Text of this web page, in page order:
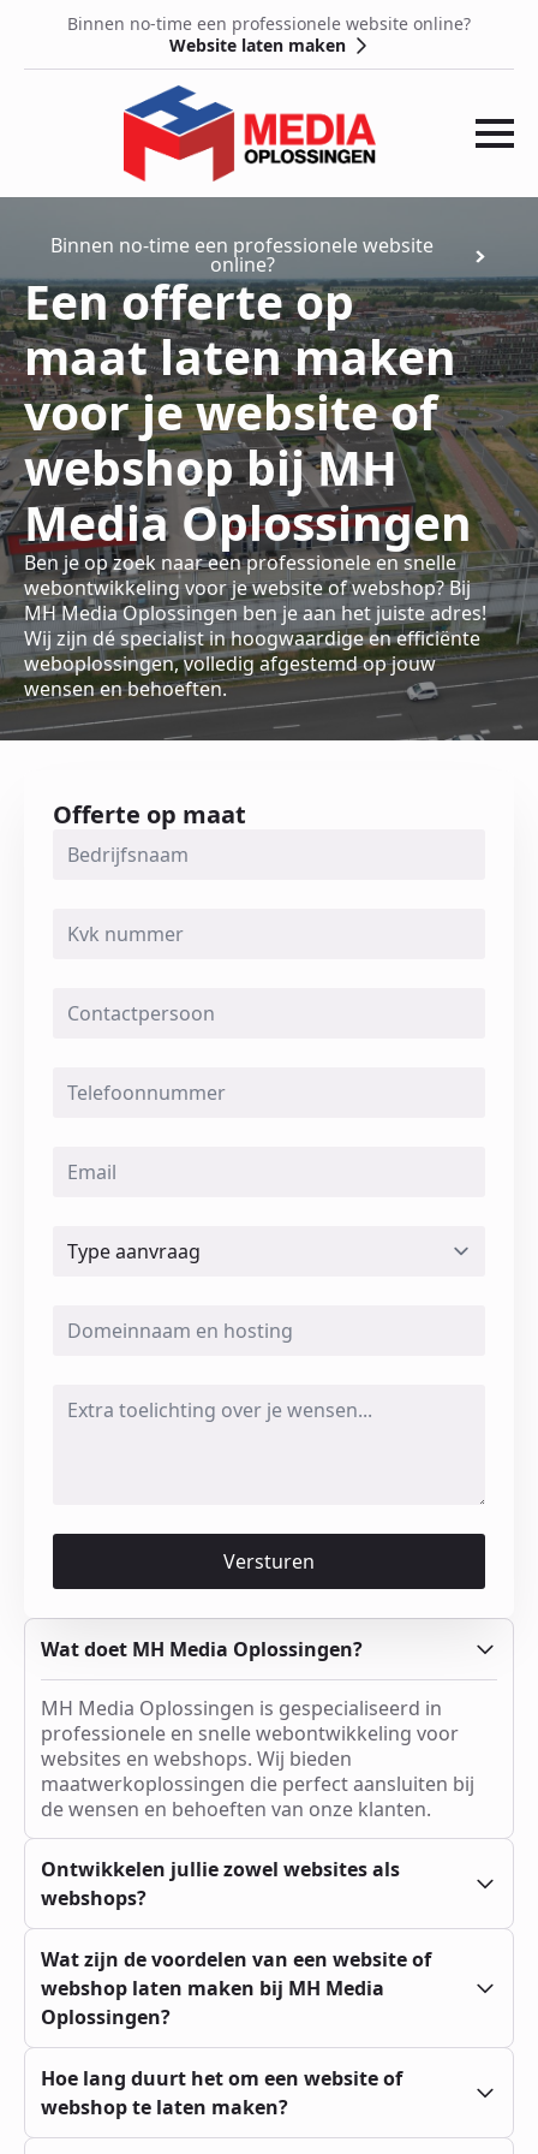
Binnen no-time een professionele website online?
Website laten maken
Binnen no-time een professionele website
online?
Een offerte op
maat laten maken
voor je website of
webshop bij MH
Media Oplossingen
Ben je op zoek naar een professionele en snelle
webontwikkeling voor je website of webshop? Bij
MH Media Oplossingen ben je aan het juiste adres!
Wij zijn dé specialist in hoogwaardige en efficiënte
weboplossingen, volledig afgestemd op jouw
wensen en behoeften.
Wat doet MH Media Oplossingen?
MH Media Oplossingen is gespecialiseerd in
professionele en snelle webontwikkeling voor
websites en webshops. Wij bieden
maatwerkoplossingen die perfect aansluiten bij
de wensen en behoeften van onze klanten.
Ontwikkelen jullie zowel websites als
webshops?
Ja! Wij bouwen zowel informatieve websites als
uitgebreide webshops met geavanceerde
functies. Of je nu een eenvoudige website of een
complexe e-commerce oplossing nodig hebt, wij
Wat zijn de voordelen van een website of
webshop laten maken bij MH Media
Oplossingen?
Bij ons profiteer je van:
Maatwerkoplossingenafgestemd op jouw
Hoe lang duurt het om een website of
webshop te laten maken?
Offerte op maat
Bedrijfsnaam
nummer
aanvraag
en
Versturen